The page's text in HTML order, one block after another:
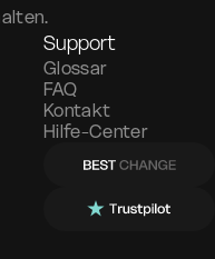
Support
Glossar
FAQ
Kontakt
Hilfe-Center